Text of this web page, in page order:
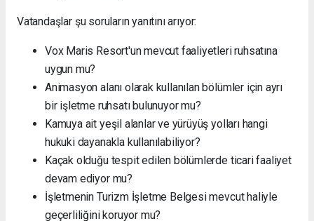
Vatandaşlar şu soruların yanıtını arıyor:
Vox Maris Resort'un mevcut faaliyetleri ruhsatına
uygun mu?
Animasyon alanı olarak kullanılan bölümler için ayrı
bir işletme ruhsatı bulunuyor mu?
Kamuya ait yeşil alanlar ve yürüyüş yolları hangi
hukuki dayanakla kullanılabiliyor?
Kaçak olduğu tespit edilen bölümlerde ticari faaliyet
devam ediyor mu?
İşletmenin Turizm İşletme Belgesi mevcut haliyle
geçerliliğini koruyor mu?